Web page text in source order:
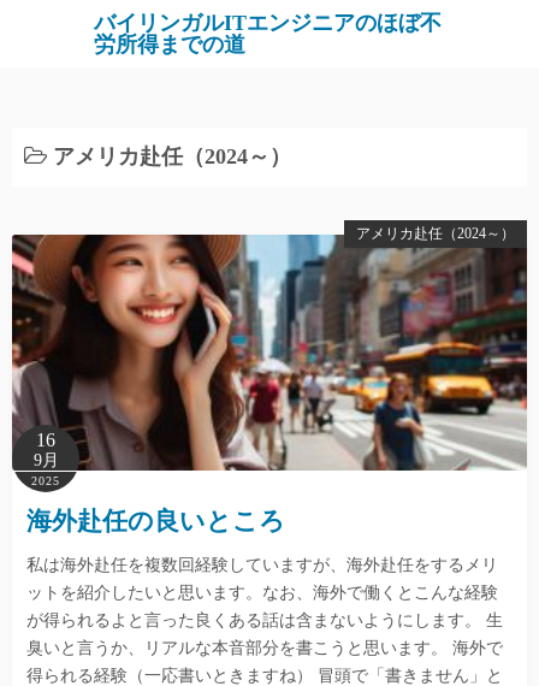
バイリンガルITエンジニアのほぼ不
労所得までの道
アメリカ赴任（2024～）
アメリカ赴任（2024～）
16
9月
2025
海外赴任の良いところ
私は海外赴任を複数回経験していますが、海外赴任をするメリ
ットを紹介したいと思います。なお、海外で働くとこんな経験
が得られるよと言った良くある話は含まないようにします。 生
臭いと言うか、リアルな本音部分を書こうと思います。 海外で
得られる経験（一応書いときますね） 冒頭で「書きません」と